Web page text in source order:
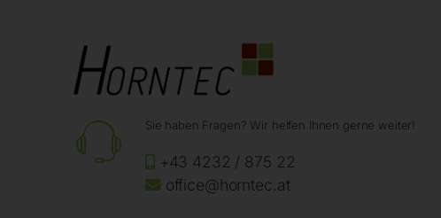
Sie haben Fragen? Wir helfen Ihnen gerne weiter!
+43 4232 / 875 22
office@horntec.at